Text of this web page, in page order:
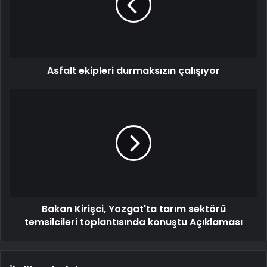
Asfalt ekipleri durmaksızın çalışıyor
Bakan Kirişci, Yozgat'ta tarım sektörü
temsilcileri toplantısında konuştu Açıklaması